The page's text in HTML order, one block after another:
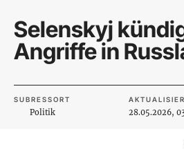
Selenskyj
Angriffe in
SUBRESSORT
Politik 28.05.2026,